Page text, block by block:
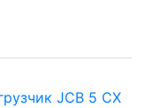
JCB 5 CX